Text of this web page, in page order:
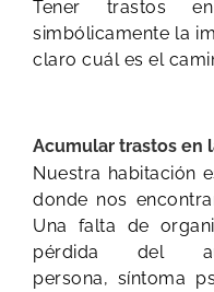
Tener trastos
simbólicamente la
claro cuál es el
Acumular trastos en
Nuestra habitación
donde nos
Una falta de
pérdida del
persona, síntoma